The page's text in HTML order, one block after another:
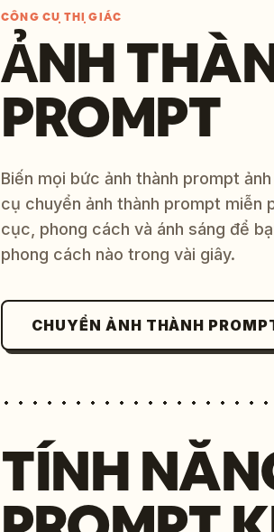
CÔNG CỤ THỊ GIÁC
ẢNH
PROMPT
Biến mọi bức ảnh thành prompt
cụ chuyển ảnh thành prompt miễn
cục, phong cách và ánh sáng để
phong cách nào trong vài giây.
CHUYỂN ẢNH THÀNH
TÍNH